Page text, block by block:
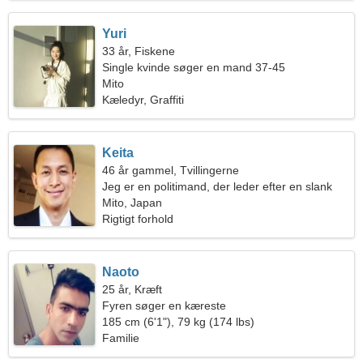
Yuri
33 år, Fiskene
Single kvinde søger en mand 37-45
Mito
Kæledyr, Graffiti
Keita
46 år gammel, Tvillingerne
Jeg er en politimand, der leder efter en slank
kvinde
Mito, Japan
Rigtigt forhold
Naoto
25 år, Kræft
Fyren søger en kæreste
185 cm (6'1"), 79 kg (174 lbs)
Familie